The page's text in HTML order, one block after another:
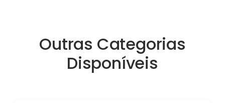
Outras Categorias
Disponíveis